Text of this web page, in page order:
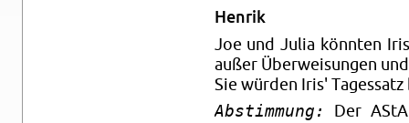
Hen­rik
Joe und Julia könn­ten
außer Über­wei­sun­gen
Sie wür­den Iris'
Abstimmung:
Der